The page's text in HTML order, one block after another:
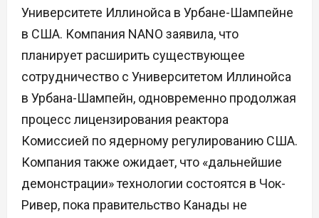
Университете Иллинойса в Урбане-Шампейне
в США. Компания NANO заявила, что
планирует расширить существующее
сотрудничество с Университетом Иллинойса
в Урбана-Шампейн, одновременно продолжая
процесс лицензирования реактора
Комиссией по ядерному регулированию США.
Компания также ожидает, что «дальнейшие
демонстрации» технологии состоятся в Чок-
Ривер, пока правительство Канады не